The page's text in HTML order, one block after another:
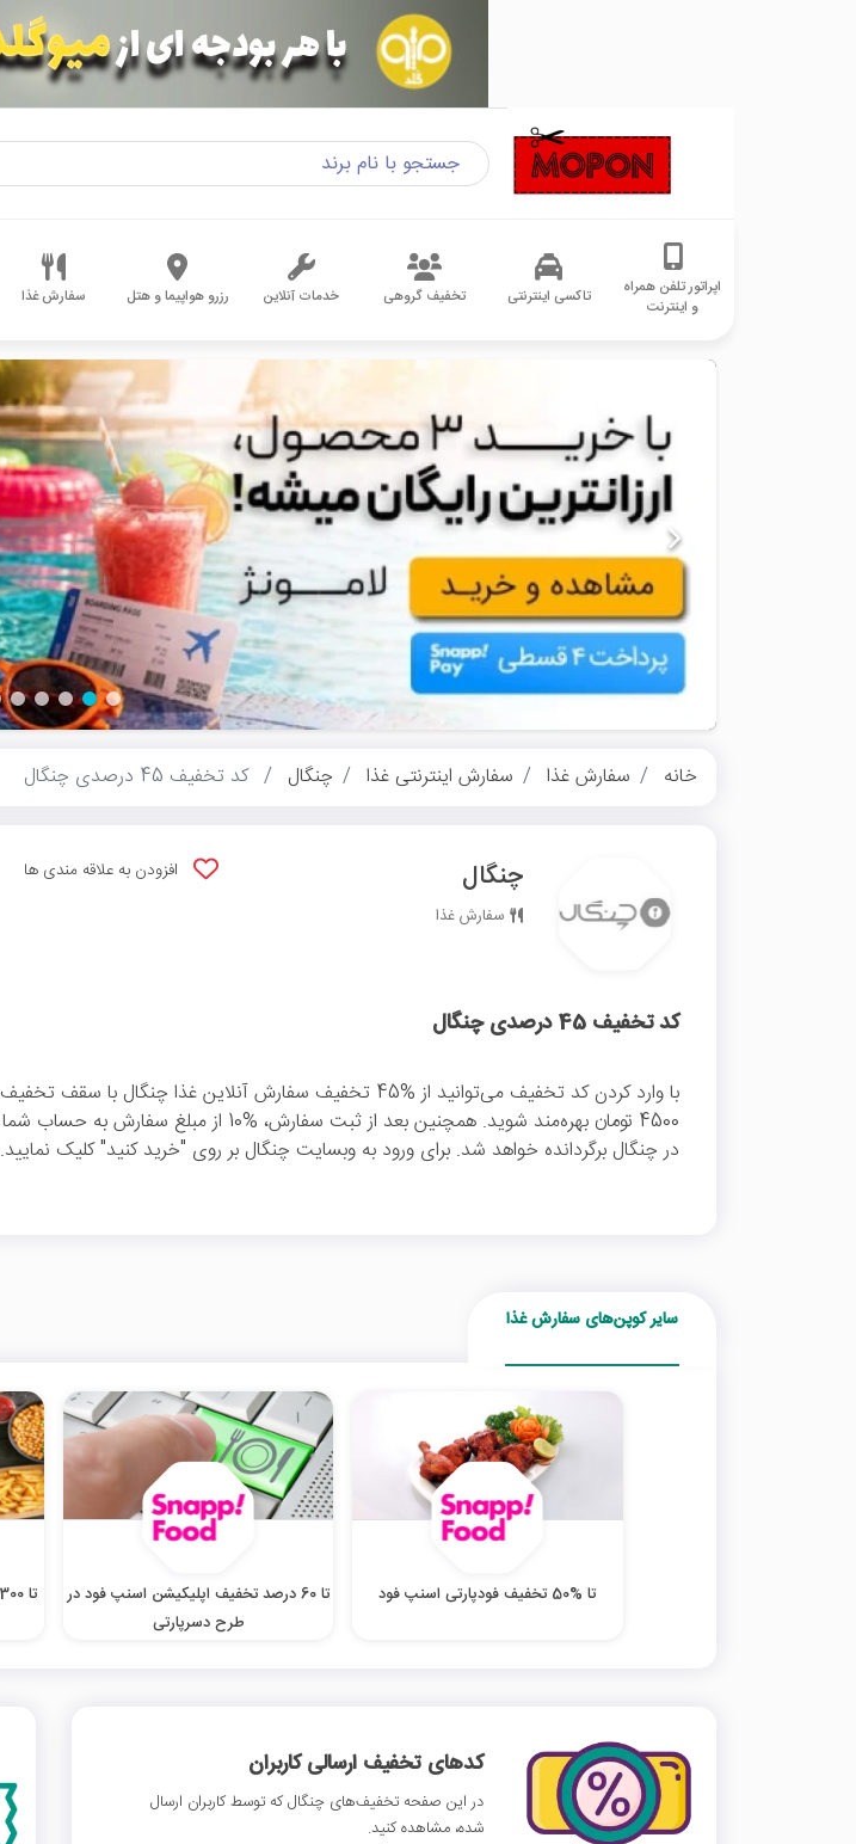
اپراتور تلفن همراه
و اینترنت
تاکسی اینترنتی تخفیف گروهی خدمات آنلاین رزرو هواپیما و هتل سفارش غذا
خانه سفارش غذا سفارش اینترنتی غذا چنگال کد تخفیف 45 درصدی چنگال
چنگال
سفارش غذا
افزودن به علاقه مندی ها
کد تخفیف 45 درصدی چنگال
با وارد کردن کد تخفیف می‌توانید از %45 تخفیف سفارش آنلاین غذا چنگال با سقف تخفیف
4500 تومان بهره‌‌مند شوید. همچنین بعد از ثبت سفارش، %10 از مبلغ سفارش به حساب شما
در چنگال برگردانده خواهد شد. برای ورود به وبسایت چنگال بر روی "خرید کنید" کلیک نمایید.
سایر کوپن‌های سفارش غذا
تا %50 تخفیف فودپارتی اسنپ فود
تا 60 درصد تخفیف اپلیکیشن اسنپ فود در
طرح دسرپارتی
کدهای تخفیف ارسالی کاربران
در این صفحه تخفیف‌های چنگال که توسط کاربران ارسال
شده، مشاهده کنید.